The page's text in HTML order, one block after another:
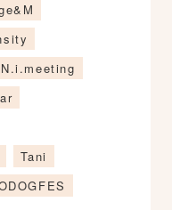
N.i.meeting
Tani